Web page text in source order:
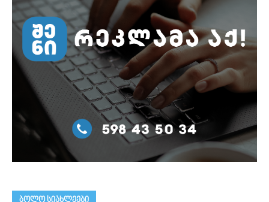
ᲑᲝᲚᲝ ᲡᲘᲐᲮᲚᲔᲔᲑᲘ